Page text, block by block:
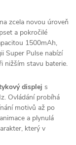
zcela novou úroveň
a pokročilé
1500mAh,
Super Pulse nabízí
nižším stavu baterie.
displej s
Ovládání probíhá
motivů až po
a plynulá
který v